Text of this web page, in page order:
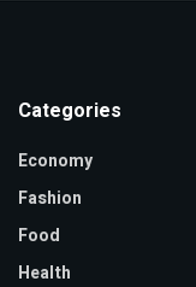
Categories
Economy
Fashion
Food
Health